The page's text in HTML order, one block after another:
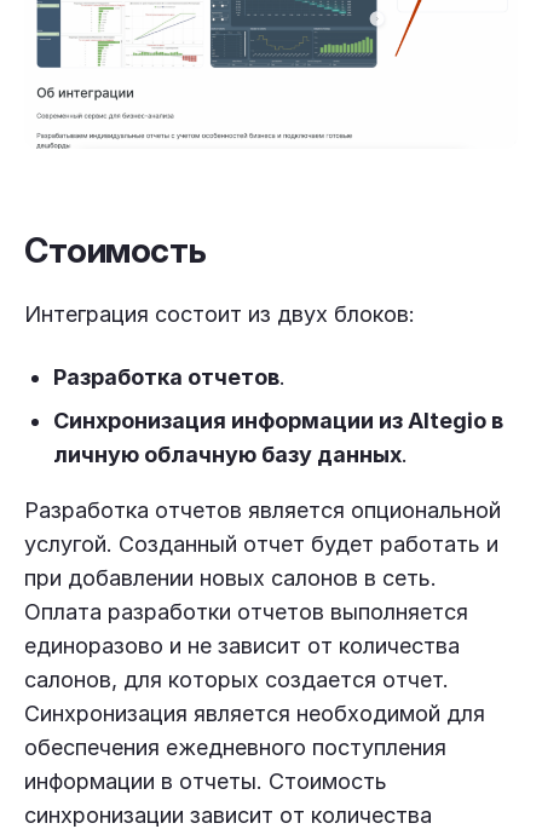
Стоимость
Интеграция состоит из двух блоков:
Разработка отчетов.
Синхронизация информации из Altegio в
личную облачную базу данных.
Разработка отчетов является опциональной
услугой. Созданный отчет будет работать и
при добавлении новых салонов в сеть.
Оплата разработки отчетов выполняется
единоразово и не зависит от количества
салонов, для которых создается отчет.
Синхронизация является необходимой для
обеспечения ежедневного поступления
информации в отчеты. Стоимость
синхронизации зависит от количества